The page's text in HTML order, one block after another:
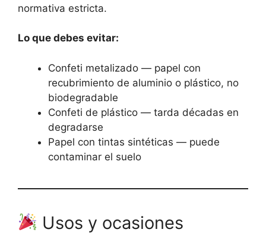
normativa estricta.
Lo que debes evitar:
Confeti metalizado — papel con
recubrimiento de aluminio o plástico, no
biodegradable
Confeti de plástico — tarda décadas en
degradarse
Papel con tintas sintéticas — puede
contaminar el suelo
Usos y ocasiones